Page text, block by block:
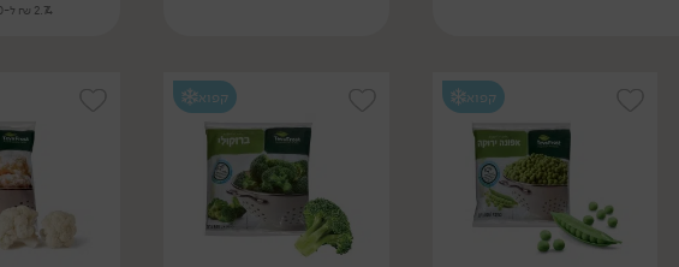
2.74 ₪ ל-100 גרם
קפוא קפוא